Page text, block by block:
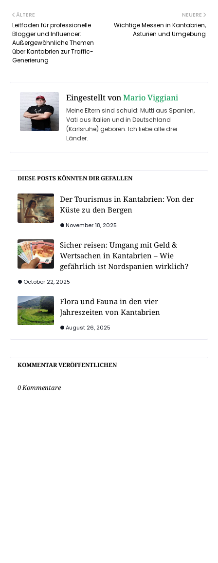
NEUERE
Wichtige Messen in Kantabrien,
Asturien und Umgebung
ÄLTERE
Leitfaden für professionelle
Blogger und Influencer:
Außergewöhnliche Themen
über Kantabrien zur Traffic-
Generierung
Eingestellt vonMario Viggiani
Meine Eltern sind schuld: Mutti aus Spanien,
Vati aus Italien und in Deutschland
(Karlsruhe) geboren. Ich liebe alle drei
Länder.
DIESE POSTS KÖNNTEN DIR GEFALLEN
Der Tourismus in Kantabrien: Von der
Küste zu den Bergen
November 18, 2025
Sicher reisen: Umgang mit Geld &
Wertsachen in Kantabrien – Wie
gefährlich ist Nordspanien wirklich?
October 22, 2025
Flora und Fauna in den vier
Jahreszeiten von Kantabrien
August 26, 2025
KOMMENTAR VERÖFFENTLICHEN
0 Kommentare